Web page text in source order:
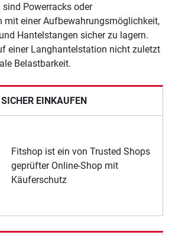
EINKAUFEN
Fitshop ist ein von Trusted Shops
geprüfter Online-Shop mit
Käuferschutz
Powerracks oder
mit einer Aufbewahrungsmöglichkeit,
Hantelstangen sicher zu lagern.
einer Langhantelstation nicht zuletzt
Belastbarkeit.